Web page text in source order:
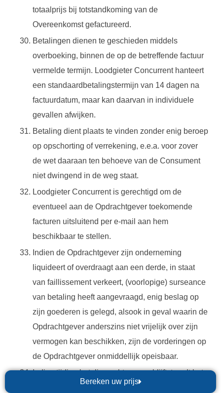
totaalprijs bij totstandkoming van de
Overeenkomst gefactureerd.
Betalingen dienen te geschieden middels
overboeking, binnen de op de betreffende factuur
vermelde termijn. Loodgieter Concurrent hanteert
een standaardbetalingstermijn van 14 dagen na
factuurdatum, maar kan daarvan in individuele
gevallen afwijken.
Betaling dient plaats te vinden zonder enig beroep
op opschorting of verrekening, e.e.a. voor zover
de wet daaraan ten behoeve van de Consument
niet dwingend in de weg staat.
Loodgieter Concurrent is gerechtigd om de
eventueel aan de Opdrachtgever toekomende
facturen uitsluitend per e-mail aan hem
beschikbaar te stellen.
Indien de Opdrachtgever zijn onderneming
liquideert of overdraagt aan een derde, in staat
van faillissement verkeert, (voorlopige) surseance
van betaling heeft aangevraagd, enig beslag op
zijn goederen is gelegd, alsook in geval waarin de
Opdrachtgever anderszins niet vrijelijk over zijn
vermogen kan beschikken, zijn de vorderingen op
de Opdrachtgever onmiddellijk opeisbaar.
Indien tijdige betaling achterwege blijft, treedt het
verzuim van de Opdrachtgever van rechtswege in.
Bereken uw prijs